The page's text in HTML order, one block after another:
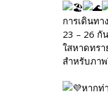
การเดินทา
23 – 26 กั
ใสหาดทร
สำหรับภาพ
หากท่